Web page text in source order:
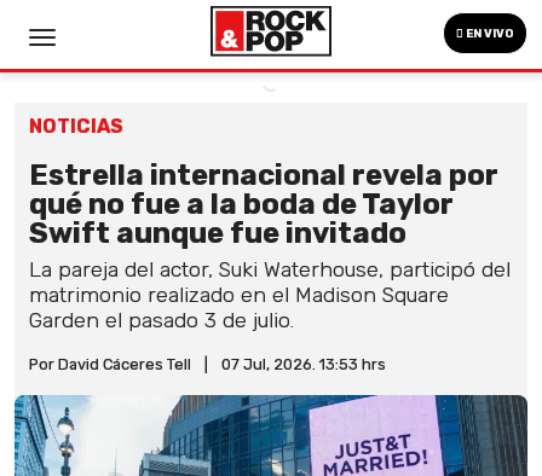
EN VIVO
NOTICIAS
Estrella internacional revela por
qué no fue a la boda de Taylor
Swift aunque fue invitado
La pareja del actor, Suki Waterhouse, participó del
matrimonio realizado en el Madison Square
Garden el pasado 3 de julio.
Por David Cáceres Tell 07 Jul, 2026. 13:53 hrs